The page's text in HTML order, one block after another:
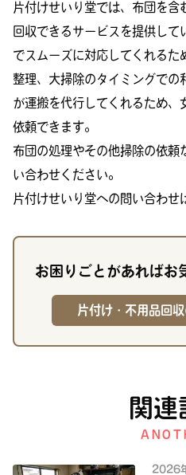
片付けせいり堂では、布団を含
回収できるサービスを提供して
でスムーズに対応してくれるた
整理、大掃除のタイミングでの
が運搬を代行してくれるため、
依頼できます。
布団の処理やその他掃除の依頼
い合わせください。
片付けせいり堂への問い合わせ
お困りごとがあればお
片付け・不用品回
関連
2026